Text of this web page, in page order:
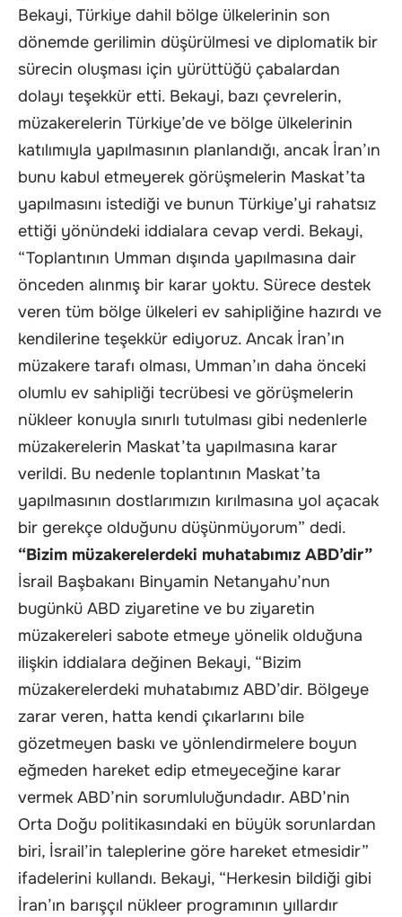
Bekayi, Türkiye dahil bölge ülkelerinin son
dönemde gerilimin düşürülmesi ve diplomatik bir
sürecin oluşması için yürüttüğü çabalardan
dolayı teşekkür etti. Bekayi, bazı çevrelerin,
müzakerelerin Türkiye’de ve bölge ülkelerinin
katılımıyla yapılmasının planlandığı, ancak İran’ın
bunu kabul etmeyerek görüşmelerin Maskat’ta
yapılmasını istediği ve bunun Türkiye’yi rahatsız
ettiği yönündeki iddialara cevap verdi. Bekayi,
“Toplantının Umman dışında yapılmasına dair
önceden alınmış bir karar yoktu. Sürece destek
veren tüm bölge ülkeleri ev sahipliğine hazırdı ve
kendilerine teşekkür ediyoruz. Ancak İran’ın
müzakere tarafı olması, Umman’ın daha önceki
olumlu ev sahipliği tecrübesi ve görüşmelerin
nükleer konuyla sınırlı tutulması gibi nedenlerle
müzakerelerin Maskat’ta yapılmasına karar
verildi. Bu nedenle toplantının Maskat’ta
yapılmasının dostlarımızın kırılmasına yol açacak
bir gerekçe olduğunu düşünmüyorum” dedi.
“Bizim müzakerelerdeki muhatabımız ABD’dir”
İsrail Başbakanı Binyamin Netanyahu’nun
bugünkü ABD ziyaretine ve bu ziyaretin
müzakereleri sabote etmeye yönelik olduğuna
ilişkin iddialara değinen Bekayi, “Bizim
müzakerelerdeki muhatabımız ABD’dir. Bölgeye
zarar veren, hatta kendi çıkarlarını bile
gözetmeyen baskı ve yönlendirmelere boyun
eğmeden hareket edip etmeyeceğine karar
vermek ABD’nin sorumluluğundadır. ABD’nin
Orta Doğu politikasındaki en büyük sorunlardan
biri, İsrail’in taleplerine göre hareket etmesidir”
ifadelerini kullandı. Bekayi, “Herkesin bildiği gibi
İran’ın barışçıl nükleer programının yıllardır